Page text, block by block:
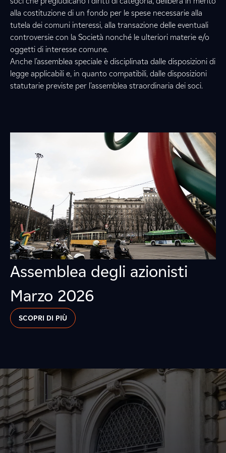
alla costituzione di un fondo per le spese necessarie alla
tutela dei comuni interessi, alla transazione delle eventuali
controversie con la Società nonché le ulteriori materie e/o
oggetti di interesse comune.
Anche l’assemblea speciale è disciplinata dalle disposizioni di
legge applicabili e, in quanto compatibili, dalle disposizioni
statutarie previste per l’assemblea straordinaria dei soci.
Assemblea degli azionisti
Marzo 2026
SCOPRI DI PIÙ